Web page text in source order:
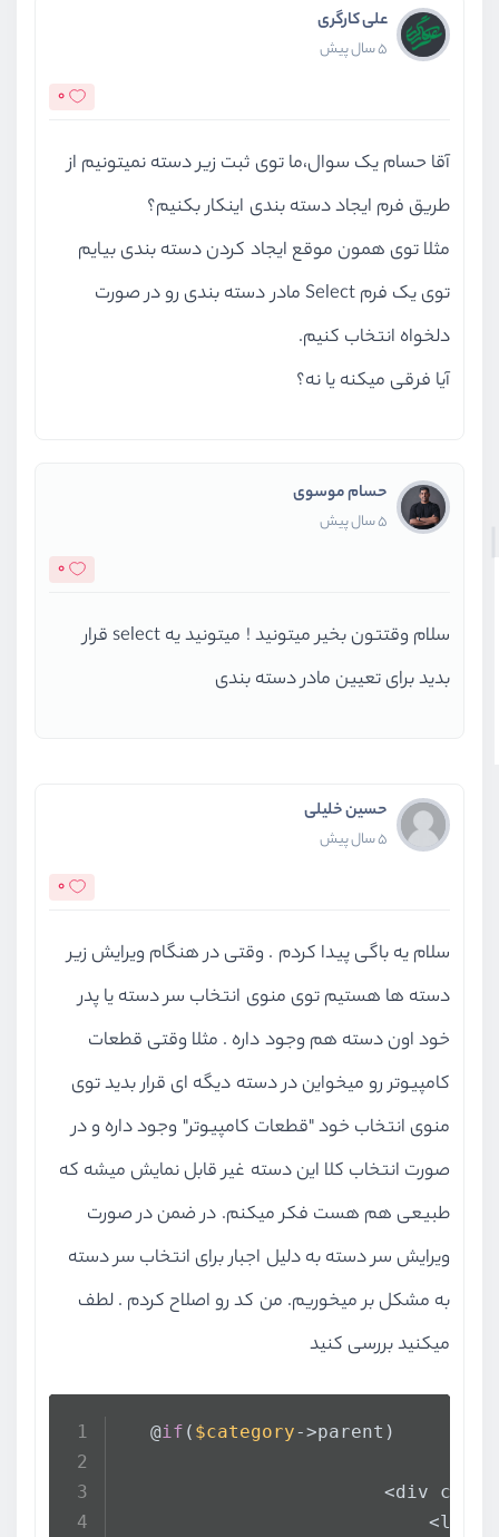
علی کارگری
5 سال پیش
0
آقا حسام یک سوال،ما توی ثبت زیر دسته نمیتونیم از
طریق فرم ایجاد دسته بندی اینکار بکنیم؟
مثلا توی همون موقع ایجاد کردن دسته بندی بیایم
توی یک فرم Select مادر دسته بندی رو در صورت
دلخواه انتخاب کنیم.
آیا فرقی میکنه یا نه؟
حسام موسوی
5 سال پیش
0
سلام وقتتون بخیر میتونید ! میتونید یه select قرار
بدید برای تعیین مادر دسته بندی
حسین خلیلی
5 سال پیش
0
سلام یه باگی پیدا کردم . وقتی در هنگام ویرایش زیر
دسته ها هستیم توی منوی انتخاب سر دسته یا پدر
خود اون دسته هم وجود داره . مثلا وقتی قطعات
کامپیوتر رو میخواین در دسته دیگه ای قرار بدید توی
منوی انتخاب خود "قطعات کامپیوتر" وجود داره و در
صورت انتخاب کلا این دسته غیر قابل نمایش میشه که
طبیعی هم هست فکر میکنم. در ضمن در صورت
ویرایش سر دسته به دلیل اجبار برای انتخاب سر دسته
به مشکل بر میخوریم. من کد رو اصلاح کردم . لطف
میکنید بررسی کنید
   @
if ( $category->parent)
<div